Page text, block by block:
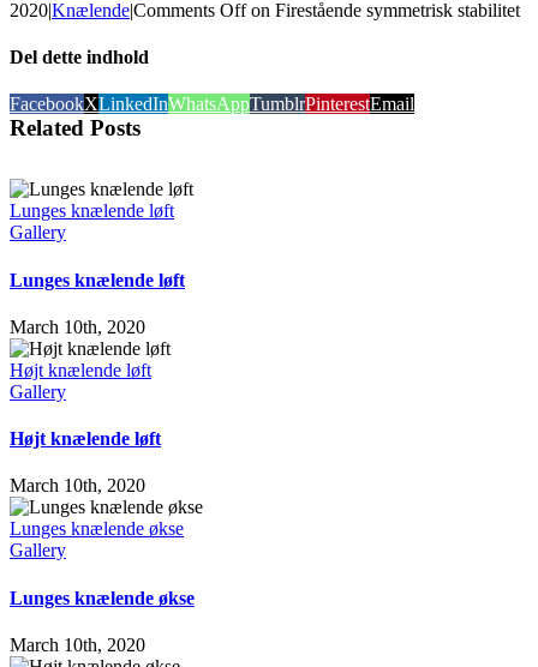
2020|Knælende|Comments Offon Firestående symmetrisk stabilitet
Del dette indhold
FacebookXLinkedInWhatsAppTumblrPinterestEmail
Related Posts
Lunges knælende løft
Gallery
Lunges knælende løft
March 10th, 2020
Højt knælende løft
Gallery
Højt knælende løft
March 10th, 2020
Lunges knælende økse
Gallery
Lunges knælende økse
March 10th, 2020